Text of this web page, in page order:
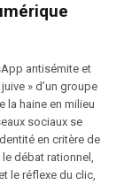
antisémite et
» d’un groupe
la haine en milieu
sociaux se
en critère de
le débat rationnel,
le réflexe du clic,